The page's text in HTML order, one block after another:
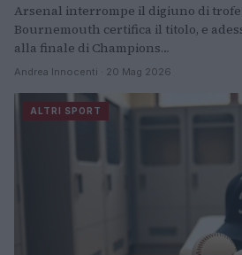
Arsenal interrompe il digiuno di
Bournemouth certifica il titolo, e
alla finale di Champions…
Andrea Innocenti · 20 Mag 2026
ALTRI SPORT